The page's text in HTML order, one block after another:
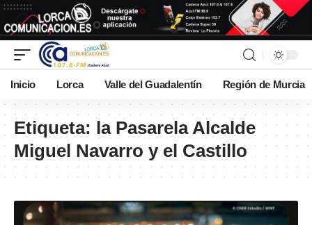
Inicio Lorca Valle del Guadalentín Región de Murcia
Etiqueta: la Pasarela Alcalde
Miguel Navarro y el Castillo